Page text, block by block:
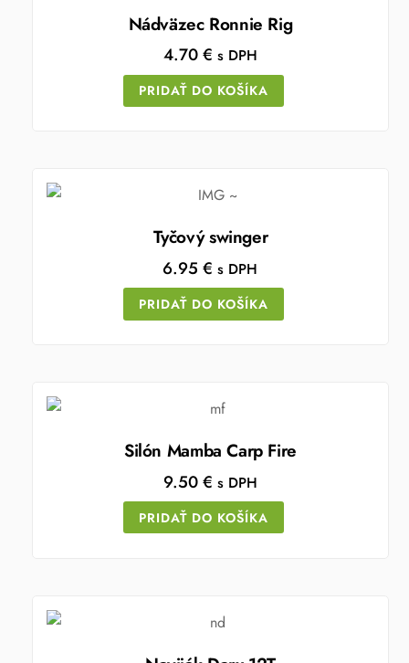
Nádväzec Ronnie Rig
4.70€ s DPH
PRIDAŤ DO KOŠÍKA
Tyčový swinger
6.95€ s DPH
PRIDAŤ DO KOŠÍKA
Silón Mamba Carp Fire
9.50€ s DPH
PRIDAŤ DO KOŠÍKA